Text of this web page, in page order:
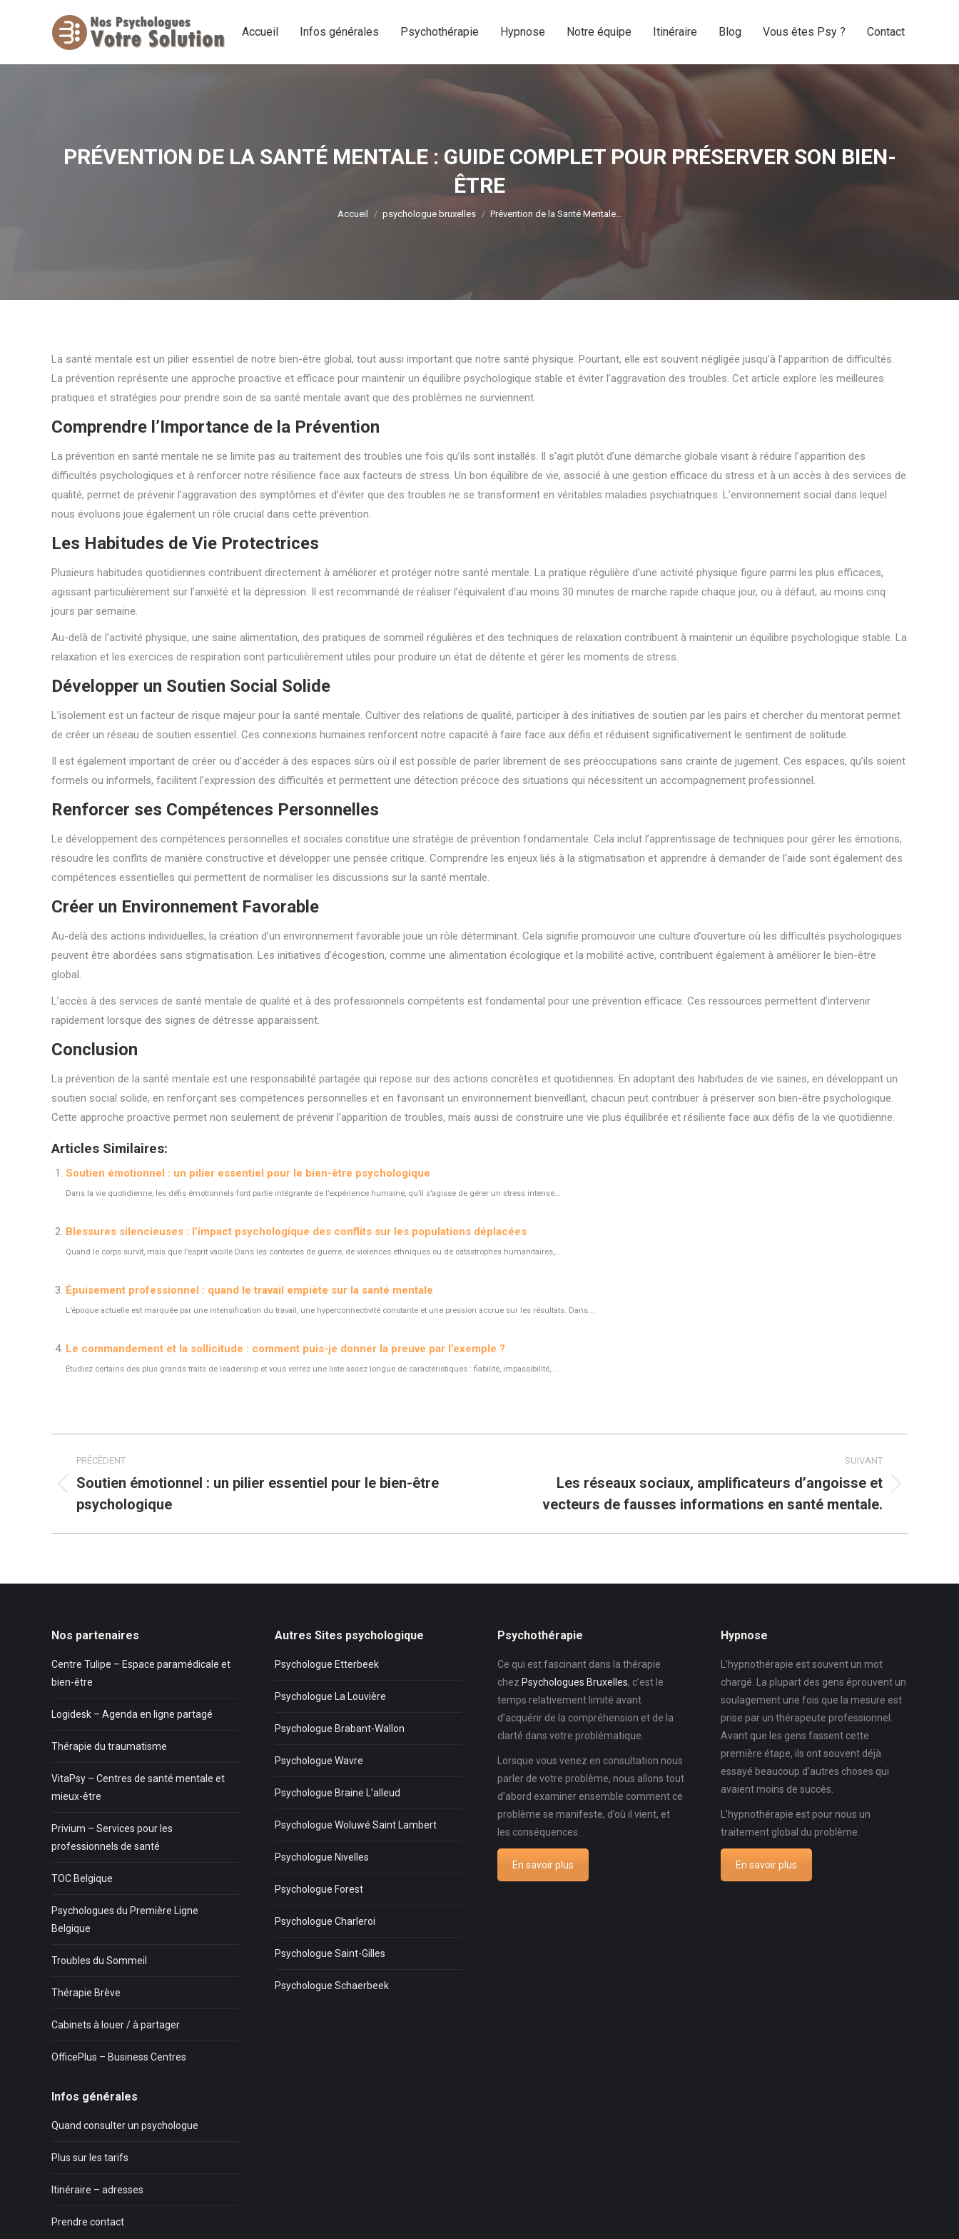
Accueil Infos générales Psychothérapie Hypnose Notre équipe Itinéraire Blog Vous êtes Psy ? Contact
PRÉVENTION DE LA SANTÉ MENTALE : GUIDE COMPLET POUR PRÉSERVER SON BIEN-
ÊTRE
Vous êtes ici :
Accueil psychologue bruxelles Prévention de la Santé Mentale…
La santé mentale est un pilier essentiel de notre bien-être global, tout aussi important que notre santé physique. Pourtant, elle est souvent négligée jusqu’à l’apparition de difficultés.
La prévention représente une approche proactive et efficace pour maintenir un équilibre psychologique stable et éviter l’aggravation des troubles. Cet article explore les meilleures
pratiques et stratégies pour prendre soin de sa santé mentale avant que des problèmes ne surviennent.
Comprendre l’Importance de la Prévention
La prévention en santé mentale ne se limite pas au traitement des troubles une fois qu’ils sont installés. Il s’agit plutôt d’une démarche globale visant à réduire l’apparition des
difficultés psychologiques et à renforcer notre résilience face aux facteurs de stress. Un bon équilibre de vie, associé à une gestion efficace du stress et à un accès à des services de
qualité, permet de prévenir l’aggravation des symptômes et d’éviter que des troubles ne se transforment en véritables maladies psychiatriques. L’environnement social dans lequel
nous évoluons joue également un rôle crucial dans cette prévention.
Les Habitudes de Vie Protectrices
Plusieurs habitudes quotidiennes contribuent directement à améliorer et protéger notre santé mentale. La pratique régulière d’une activité physique figure parmi les plus efficaces,
agissant particulièrement sur l’anxiété et la dépression. Il est recommandé de réaliser l’équivalent d’au moins 30 minutes de marche rapide chaque jour, ou à défaut, au moins cinq
jours par semaine.
Au-delà de l’activité physique, une saine alimentation, des pratiques de sommeil régulières et des techniques de relaxation contribuent à maintenir un équilibre psychologique stable. La
relaxation et les exercices de respiration sont particulièrement utiles pour produire un état de détente et gérer les moments de stress.
Développer un Soutien Social Solide
L’isolement est un facteur de risque majeur pour la santé mentale. Cultiver des relations de qualité, participer à des initiatives de soutien par les pairs et chercher du mentorat permet
de créer un réseau de soutien essentiel. Ces connexions humaines renforcent notre capacité à faire face aux défis et réduisent significativement le sentiment de solitude.
Il est également important de créer ou d’accéder à des espaces sûrs où il est possible de parler librement de ses préoccupations sans crainte de jugement. Ces espaces, qu’ils soient
formels ou informels, facilitent l’expression des difficultés et permettent une détection précoce des situations qui nécessitent un accompagnement professionnel.
Renforcer ses Compétences Personnelles
Le développement des compétences personnelles et sociales constitue une stratégie de prévention fondamentale. Cela inclut l’apprentissage de techniques pour gérer les émotions,
résoudre les conflits de manière constructive et développer une pensée critique. Comprendre les enjeux liés à la stigmatisation et apprendre à demander de l’aide sont également des
compétences essentielles qui permettent de normaliser les discussions sur la santé mentale.
Créer un Environnement Favorable
Au-delà des actions individuelles, la création d’un environnement favorable joue un rôle déterminant. Cela signifie promouvoir une culture d’ouverture où les difficultés psychologiques
peuvent être abordées sans stigmatisation. Les initiatives d’écogestion, comme une alimentation écologique et la mobilité active, contribuent également à améliorer le bien-être
global.
L’accès à des services de santé mentale de qualité et à des professionnels compétents est fondamental pour une prévention efficace. Ces ressources permettent d’intervenir
rapidement lorsque des signes de détresse apparaissent.
Conclusion
La prévention de la santé mentale est une responsabilité partagée qui repose sur des actions concrètes et quotidiennes. En adoptant des habitudes de vie saines, en développant un
soutien social solide, en renforçant ses compétences personnelles et en favorisant un environnement bienveillant, chacun peut contribuer à préserver son bien-être psychologique.
Cette approche proactive permet non seulement de prévenir l’apparition de troubles, mais aussi de construire une vie plus équilibrée et résiliente face aux défis de la vie quotidienne.
Articles Similaires:
Soutien émotionnel : un pilier essentiel pour le bien-être psychologique
Dans la vie quotidienne, les défis émotionnels font partie intégrante de l’expérience humaine, qu’il s’agisse de gérer un stress intense...
Blessures silencieuses : l’impact psychologique des conflits sur les populations déplacées
Quand le corps survit, mais que l’esprit vacille Dans les contextes de guerre, de violences ethniques ou de catastrophes humanitaires,...
Épuisement professionnel : quand le travail empiète sur la santé mentale
L’époque actuelle est marquée par une intensification du travail, une hyperconnectivité constante et une pression accrue sur les résultats. Dans...
Le commandement et la sollicitude : comment puis-je donner la preuve par l’exemple ?
Étudiez certains des plus grands traits de leadership et vous verrez une liste assez longue de caractéristiques : fiabilité, impassibilité,...
article
PRÉCÉDENT
Article
précédent
:
Soutien émotionnel : un pilier essentiel pour le bien-être
psychologique
SUIVANT
:
Les réseaux sociaux, amplificateurs d’angoisse et
vecteurs de fausses informations en santé mentale.
Nos partenaires
Centre Tulipe – Espace paramédicale et
bien-être
Logidesk – Agenda en ligne partagé
Thérapie du traumatisme
VitaPsy – Centres de santé mentale et
mieux-être
Privium – Services pour les
professionnels de santé
TOC Belgique
Psychologues du Première Ligne
Belgique
Troubles du Sommeil
Thérapie Brève
Cabinets à louer / à partager
OfficePlus – Business Centres
Autres Sites psychologique
Psychologue Etterbeek
Psychologue La Louvière
Psychologue Brabant-Wallon
Psychologue Wavre
Psychologue Braine L’alleud
Psychologue Woluwé Saint Lambert
Psychologue Nivelles
Psychologue Forest
Psychologue Charleroi
Psychologue Saint-Gilles
Psychologue Schaerbeek
Psychothérapie
Ce qui est fascinant dans la thérapie
chez Psychologues Bruxelles, c’est le
temps relativement limité avant
d’acquérir de la compréhension et de la
clarté dans votre problématique.
Lorsque vous venez en consultation nous
parler de votre problème, nous allons tout
d’abord examiner ensemble comment ce
problème se manifeste, d’où il vient, et
les conséquences.
En savoir plus
Hypnose
L’hypnothérapie est souvent un mot
chargé. La plupart des gens éprouvent un
soulagement une fois que la mesure est
prise par un thérapeute professionnel.
Avant que les gens fassent cette
première étape, ils ont souvent déjà
essayé beaucoup d’autres choses qui
avaient moins de succès.
L’hypnothérapie est pour nous un
traitement global du problème.
En savoir plus
Infos générales
Quand consulter un psychologue
Plus sur les tarifs
Itinéraire – adresses
Prendre contact